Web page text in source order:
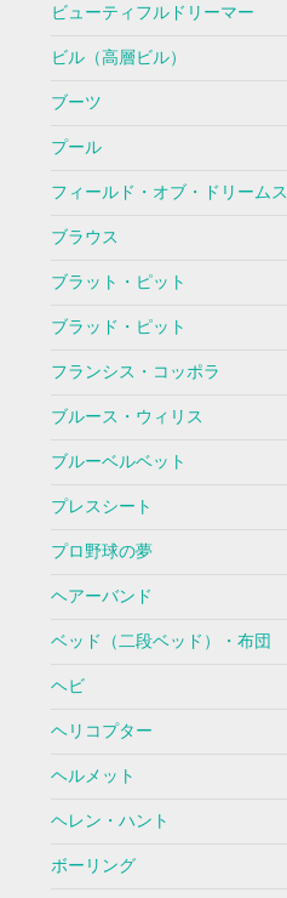
ビューティフルドリーマー
ビル（高層ビル）
ブーツ
プール
フィールド・オブ・ドリームス
ブラウス
ブラット・ピット
ブラッド・ピット
フランシス・コッポラ
ブルース・ウィリス
ブルーベルベット
プレスシート
プロ野球の夢
ヘアーバンド
ベッド（二段ベッド）・布団
ヘビ
ヘリコプター
ヘルメット
ヘレン・ハント
ボーリング